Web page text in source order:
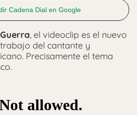
Cadena Dial en Google
, el videoclip es el nuevo
del cantante y
Precisamente el tema